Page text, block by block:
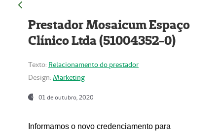
Prestador Mosaicum Espaço
Clínico Ltda (51004352-0)
Texto: Relacionamento do prestador
Design: Marketing
01 de outubro, 2020
Informamos o novo credenciamento para